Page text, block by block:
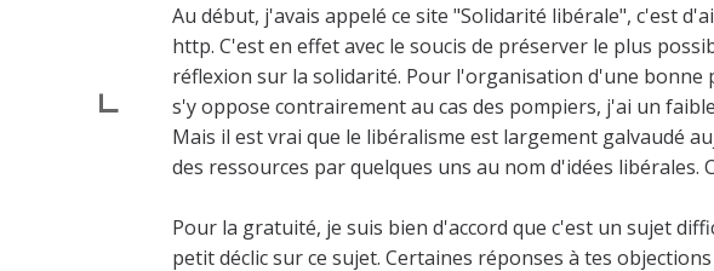
Au début, j'avais appelé ce site "Solidarité libérale", c'est
http. C'est en effet avec le soucis de préserver le plus
réflexion sur la solidarité. Pour l'organisation d'une bonne
s'y oppose contrairement au cas des pompiers, j'ai un
Mais il est vrai que le libéralisme est largement galvaudé
des ressources par quelques uns au nom d'idées libérales.
Pour la gratuité, je suis bien d'accord que c'est un sujet
petit déclic sur ce sujet. Certaines réponses à tes